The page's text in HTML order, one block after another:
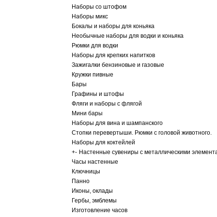
Наборы со штофом
Наборы микс
Бокалы и наборы для коньяка
Необычные наборы для водки и коньяка
Рюмки для водки
Наборы для крепких напитков
Зажигалки бензиновые и газовые
Кружки пивные
Бары
Графины и штофы
Фляги и наборы с флягой
Мини бары
Наборы для вина и шампанского
Стопки перевертыши. Рюмки с головой животного.
Наборы для коктейлей
+- Настенные сувениры с металлическими
Часы настенные
Ключницы
Панно
Иконы, оклады
Гербы, эмблемы
Изготовление часов